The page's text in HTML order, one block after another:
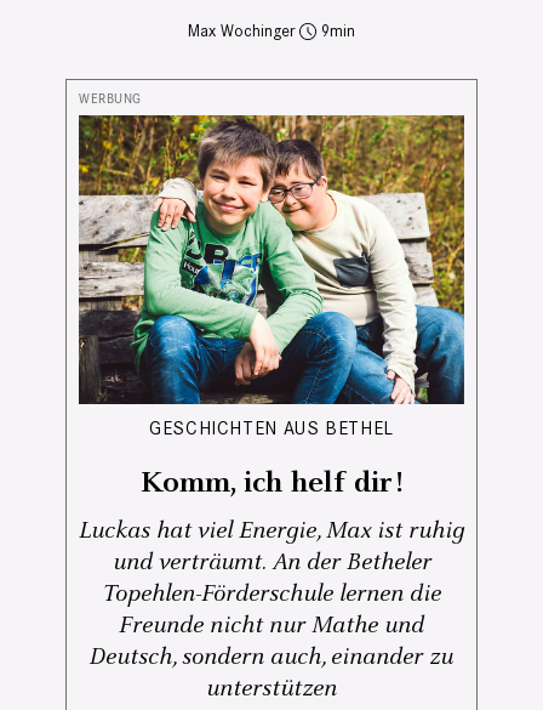
Max Wochinger 9
GESCHICHTEN AUS BETHEL
Komm, ich helf dir!
Luckas hat viel Energie, Max ist ruhig
und verträumt. An der Betheler
Topehlen-Förderschule lernen die
Freunde nicht nur Mathe und
Deutsch, sondern auch, einander zu
unterstützen